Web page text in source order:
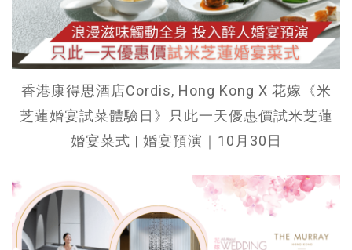
香港康得思酒店Cordis, Hong Kong X 花嫁《米
芝蓮婚宴試菜體驗日》只此一天優惠價試米芝蓮
婚宴菜式 | 婚宴預演｜10月30日